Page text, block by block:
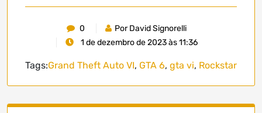
0
Por David Signorelli
1 de dezembro de 2023 às 11:36
Tags:Grand Theft Auto VI, GTA 6, gta vi, Rockstar